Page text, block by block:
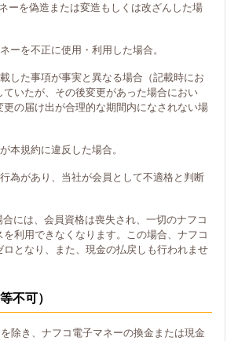
ーを偽造または変造もしくは改ざんした場
ーを不正に使用・利用した場合。
した事項が事実と異なる場合（記載時にお
ていたが、その後変更があった場合におい
更の届け出が合理的な期間内になされない場
本規約に違反した場合。
為があり、当社が会員として不適格と判断
には、会員資格は喪失され、一切のナフコ
を利用できなくなります。この場合、ナフコ
ロとなり、また、現金の払戻しも行われませ
不可）
除き、ナフコ電子マネーの換金または現金